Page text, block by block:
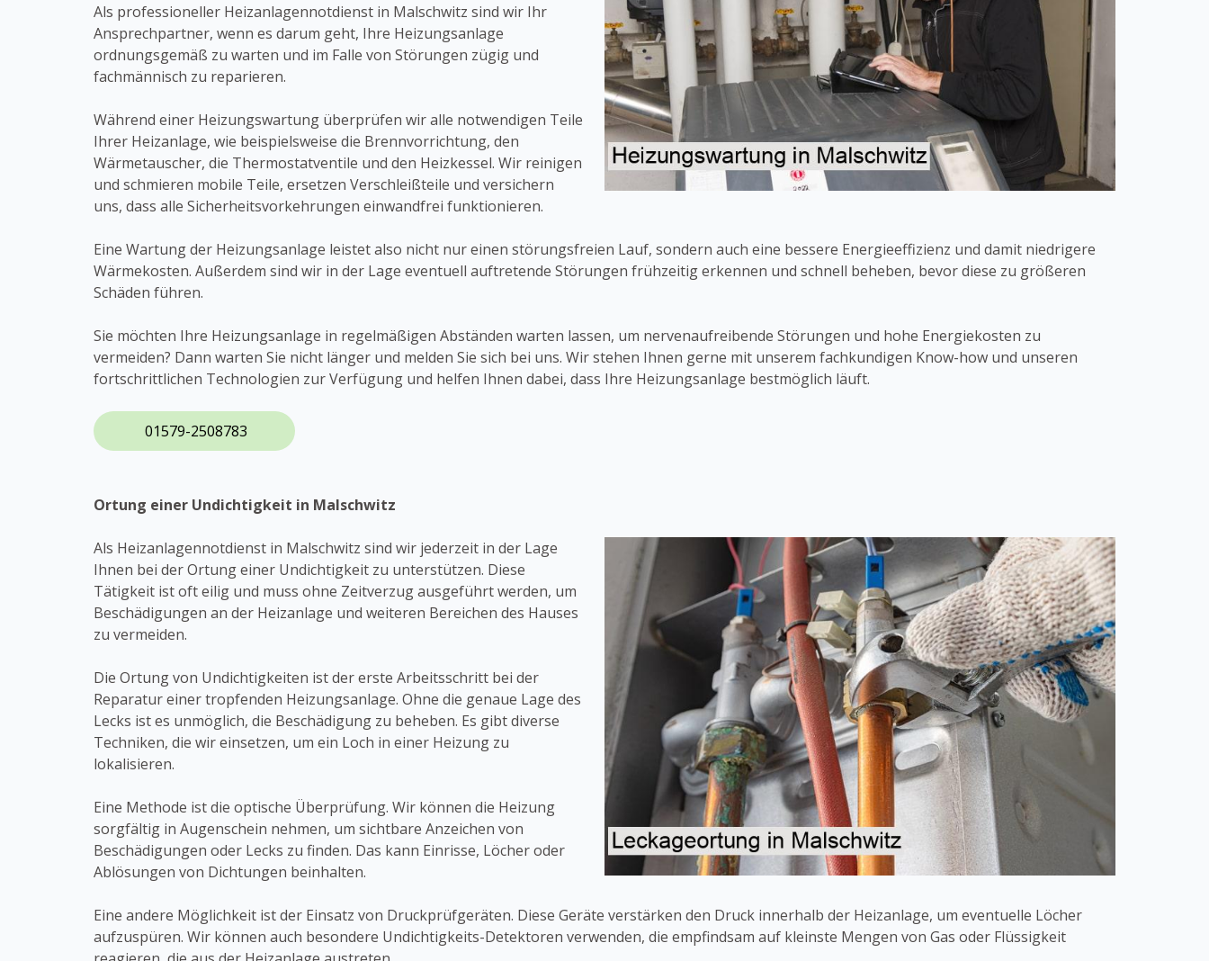
Als professioneller Heizanlagennotdienst in Malschwitz sind wir Ihr
Ansprechpartner, wenn es darum geht, Ihre Heizungsanlage
ordnungsgemäß zu warten und im Falle von Störungen zügig und
fachmännisch zu reparieren.
Während einer Heizungswartung überprüfen wir alle notwendigen Teile
Ihrer Heizanlage, wie beispielsweise die Brennvorrichtung, den
Wärmetauscher, die Thermostatventile und den Heizkessel. Wir reinigen
und schmieren mobile Teile, ersetzen Verschleißteile und versichern
uns, dass alle Sicherheitsvorkehrungen einwandfrei funktionieren.
Eine Wartung der Heizungsanlage leistet also nicht nur einen störungsfreien Lauf, sondern auch eine bessere Energieeffizienz und damit niedrigere
Wärmekosten. Außerdem sind wir in der Lage eventuell auftretende Störungen frühzeitig erkennen und schnell beheben, bevor diese zu größeren
Schäden führen.
Sie möchten Ihre Heizungsanlage in regelmäßigen Abständen warten lassen, um nervenaufreibende Störungen und hohe Energiekosten zu
vermeiden? Dann warten Sie nicht länger und melden Sie sich bei uns. Wir stehen Ihnen gerne mit unserem fachkundigen Know-how und unseren
fortschrittlichen Technologien zur Verfügung und helfen Ihnen dabei, dass Ihre Heizungsanlage bestmöglich läuft.
01579-2508783
Ortung einer Undichtigkeit in Malschwitz
Als Heizanlagennotdienst in Malschwitz sind wir jederzeit in der Lage
Ihnen bei der Ortung einer Undichtigkeit zu unterstützen. Diese
Tätigkeit ist oft eilig und muss ohne Zeitverzug ausgeführt werden, um
Beschädigungen an der Heizanlage und weiteren Bereichen des Hauses
zu vermeiden.
Die Ortung von Undichtigkeiten ist der erste Arbeitsschritt bei der
Reparatur einer tropfenden Heizungsanlage. Ohne die genaue Lage des
Lecks ist es unmöglich, die Beschädigung zu beheben. Es gibt diverse
Techniken, die wir einsetzen, um ein Loch in einer Heizung zu
lokalisieren.
Eine Methode ist die optische Überprüfung. Wir können die Heizung
sorgfältig in Augenschein nehmen, um sichtbare Anzeichen von
Beschädigungen oder Lecks zu finden. Das kann Einrisse, Löcher oder
Ablösungen von Dichtungen beinhalten.
Eine andere Möglichkeit ist der Einsatz von Druckprüfgeräten. Diese Geräte verstärken den Druck innerhalb der Heizanlage, um eventuelle Löcher
aufzuspüren. Wir können auch besondere Undichtigkeits-Detektoren verwenden, die empfindsam auf kleinste Mengen von Gas oder Flüssigkeit